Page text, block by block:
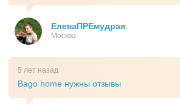
ЕленаПРЕмудрая
Москва
5 лет назад
Bago home нужны отзывы